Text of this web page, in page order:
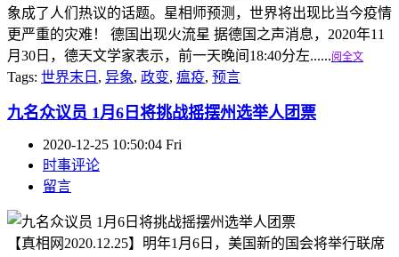
象成了人们热议的话题。星相师预测，世界将出现比当今疫情
更严重的灾难！ 德国出现火流星 据德国之声消息，2020年11
月30日，德天文学家表示，前一天晚间18:40分左......阅全文
Tags: 世界末日 , 异象, 政变, 瘟疫, 预言
九名众议员 1月6日将挑战摇摆州选举人团票
2020-12-25 10:50:04 Fri
时事评论
留言
【真相网2020.12.25】明年1月6日，美国新的国会将举行联席